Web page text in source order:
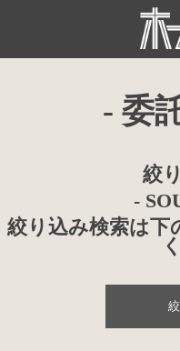
- 委
絞
-
絞り込み検索は下